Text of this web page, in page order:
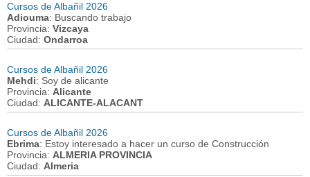
Cursos de Albañil 2026
Adiouma: Buscando trabajo
Provincia: Vizcaya
Ciudad: Ondarroa
Cursos de Albañil 2026
Mehdi: Soy de alicante
Provincia: Alicante
Ciudad: ALICANTE-ALACANT
Cursos de Albañil 2026
Ebrima: Estoy interesado a hacer un curso de Construcción
Provincia: ALMERIA PROVINCIA
Ciudad: Almeria